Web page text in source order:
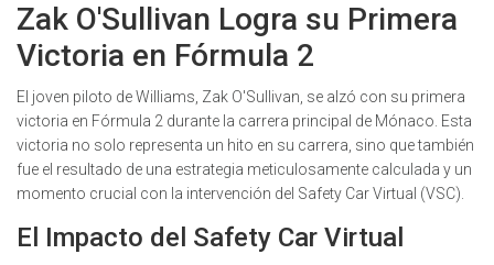
Zak O'Sullivan Logra su Primera
Victoria en Fórmula 2
El joven piloto de Williams, Zak O'Sullivan, se alzó con su primera
victoria en Fórmula 2 durante la carrera principal de Mónaco. Esta
victoria no solo representa un hito en su carrera, sino que también
fue el resultado de una estrategia meticulosamente calculada y un
momento crucial con la intervención del Safety Car Virtual (VSC).
El Impacto del Safety Car Virtual